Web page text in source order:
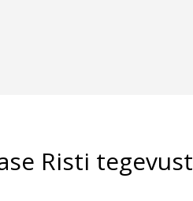
Risti tegevust